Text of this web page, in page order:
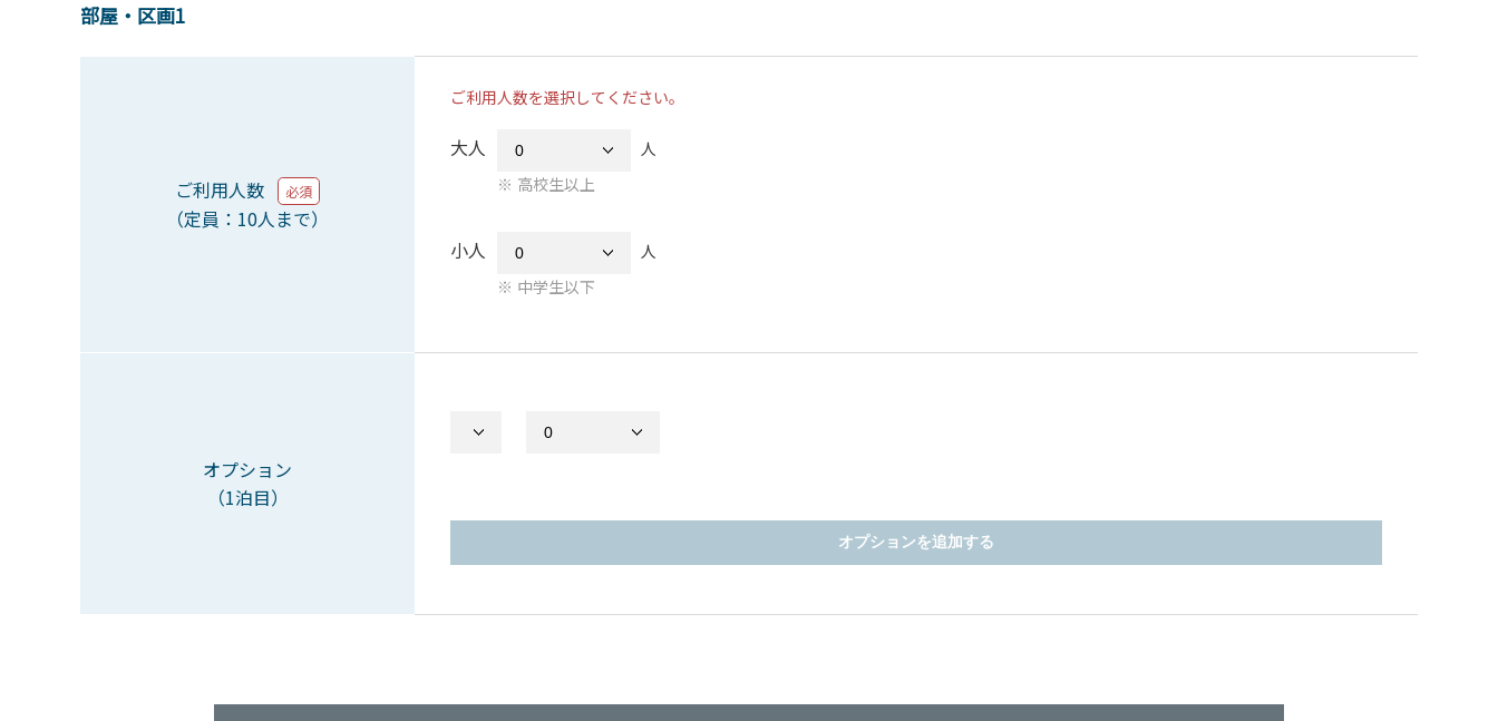
部屋・区画1
ご利用人数 必須
（定員：10人まで）
ご利用人数を選択してください。
大人
人
高校生以上
小人
人
中学生以下
オプション
（1泊目）
オプションを追加する